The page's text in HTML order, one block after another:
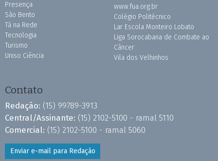
Presença
São Bento
Tá na Rede
Tecnologia
Turismo
Uniso Ciência
www.fua.org.br
Colégio Politécnico
Lar Escola Monteiro Lobato
Liga Sorocabana de Combate ao
Câncer
Vila dos Velhinhos
Contato
Redação: (15) 99789-3913
Central/Assinante: (15) 2102-5100 - ramal 5110
Comercial: (15) 2102-5100 - ramal 5060
Enviar e-mail para Redação